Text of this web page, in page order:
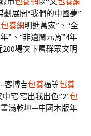
展開“我們的中國夢”
包養網明進萬家”、“全
”、“非遺鬧元宵”4年
場次下層群眾文明
客博吉包養福等包養
宅·宅出我出色”21包
滿乾坤—中國木版年